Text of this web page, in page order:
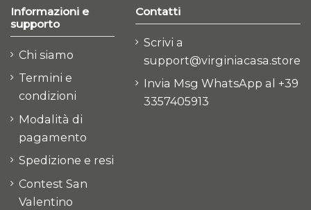
Informazioni e
supporto
Chi siamo
Termini e
condizioni
Modalità di
pagamento
Spedizione e resi
Contest San
Valentino
Contatti
Scrivi a
support@virginiacasa.store
Invia Msg WhatsApp al +39
3357405913